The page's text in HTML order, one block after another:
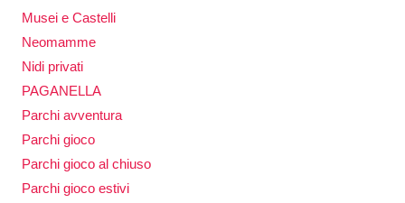
Musei e Castelli
Neomamme
Nidi privati
PAGANELLA
Parchi avventura
Parchi gioco
Parchi gioco al chiuso
Parchi gioco estivi